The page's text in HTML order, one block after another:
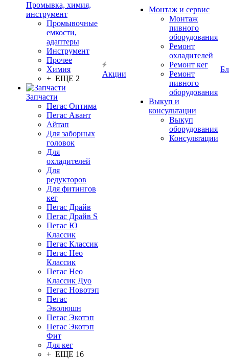
Промывка, химия,
инструмент
Промывочные
емкости,
адаптеры
Инструмент
Прочее
Химия
+ ЕЩЕ 2
Запчасти
Пегас Оптима
Пегас Авант
Айтап
Для заборных
головок
Для
охладителей
Для
редукторов
Для фитингов
кег
Пегас Драйв
Пегас Драйв S
Пегас Ю
Классик
Пегас Классик
Пегас Нео
Классик
Пегас Нео
Классик Дуо
Пегас Новотэп
Пегас
Эволюшн
Пегас Экотэп
Пегас Экотэп
Фит
Для кег
+ ЕЩЕ 16
Акции
Монтаж и сервис
Монтаж
пивного
оборудования
Ремонт
охладителей
Ремонт кег
Ремонт
пивного
оборудования
Выкуп и
консультации
Выкуп
оборудования
Консультации